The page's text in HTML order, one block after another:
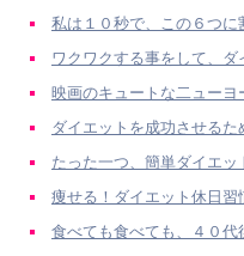
私は１０秒で、この６つ
ワクワクする事をして、
映画のキュートな二ュー
ダイエットを成功させるた
たった一つ、簡単ダイエ
痩せる！ダイエット休日習
食べても食べても、４０代